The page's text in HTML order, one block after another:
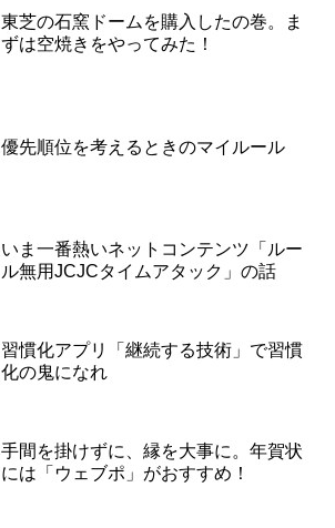
東芝の石窯ドームを購入したの巻。ま
ずは空焼きをやってみた！
優先順位を考えるときのマイルール
いま一番熱いネットコンテンツ「ルー
ル無用JCJCタイムアタック」の話
習慣化アプリ「継続する技術」で習慣
化の鬼になれ
手間を掛けずに、縁を大事に。年賀状
には「ウェブポ」がおすすめ！